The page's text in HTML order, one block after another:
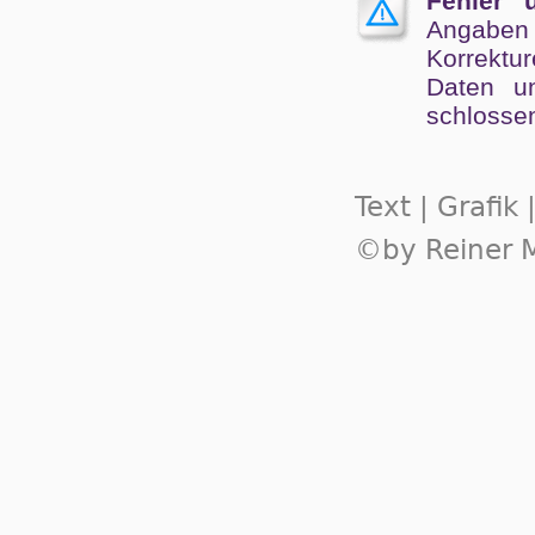
Angaben
Da­ten
Text | Grafik
©by Reiner